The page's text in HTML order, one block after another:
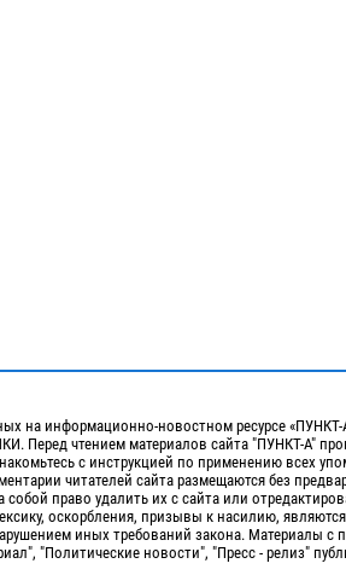
на информационно-новостном ресурсе «ПУНКТ-
чтением материалов сайта "ПУНКТ-А"
с инструкцией по применению всех
читателей сайта размещаются без
право удалить их с сайта или
оскорбления, призывы к насилию,
иных требований закона. Материалы с
"Политические новости", "Пресс - релиз"